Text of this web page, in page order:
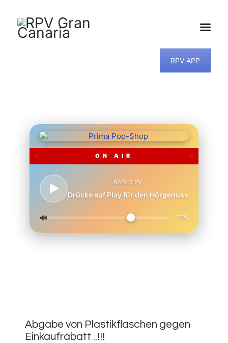
RPV APP
ON AIR
RADIO PV
Drücke auf Play für den Hörgenuss
🔊 70%
MUSIKWUNSCH
Abgabe von Plastikflaschen gegen
Einkaufrabatt ..!!!